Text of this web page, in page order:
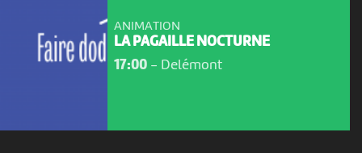
ANIMATION
LA PAGAILLE NOCTURNE
17:00- Delémont